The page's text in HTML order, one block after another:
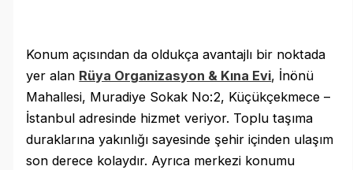
Konum açısından da oldukça avantajlı bir noktada
yer alan Rüya Organizasyon & Kına Evi, İnönü
Mahallesi, Muradiye Sokak No:2, Küçükçekmece –
İstanbul adresinde hizmet veriyor. Toplu taşıma
duraklarına yakınlığı sayesinde şehir içinden ulaşım
son derece kolaydır. Ayrıca merkezi konumu